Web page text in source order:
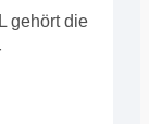
gehört die